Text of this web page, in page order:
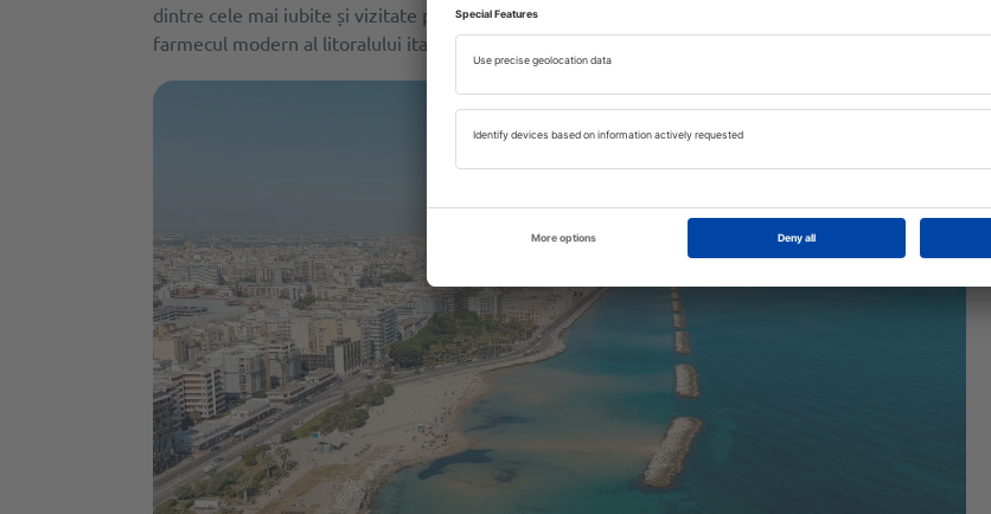
dintre cele mai iubite și vizitate plaje din Bari, un loc unde tradiția se îmbină armonios cu
farmecul modern al litoralului italian.